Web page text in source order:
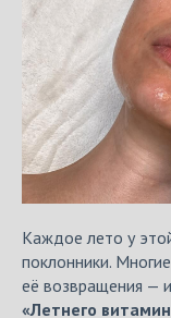
Каждое лето у
поклонники.
её возвращения —
«Летнего